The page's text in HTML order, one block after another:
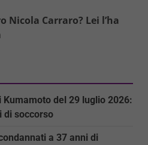
Nicola Carraro? Lei l’ha
del 29 luglio 2026:
di soccorso
a 37 anni di